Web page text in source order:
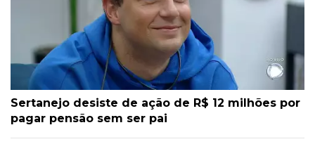
Sertanejo desiste de ação de R$ 12 milhões por
pagar pensão sem ser pai